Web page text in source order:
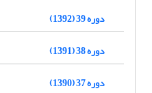
دوره 39 (1392)
دوره 38 (1391)
دوره 37 (1390)